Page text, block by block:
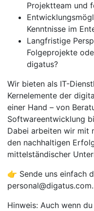
Projektteam und
Kenntnisse im
Langfristige
Folgeprojekte
digatus?
Wir bieten als IT-
Kernelemente der
einer Hand – von
Softwareentwicklung
Dabei arbeiten wir mit
den nachhaltigen
mittelständischer
👉 Sende uns einfach
personal@digatus.com.
Hinweis: Auch wenn